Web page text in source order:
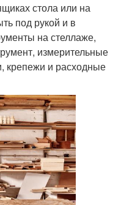
стола или на
под рукой и в
на стеллаже,
измерительные
крепежи и расходные